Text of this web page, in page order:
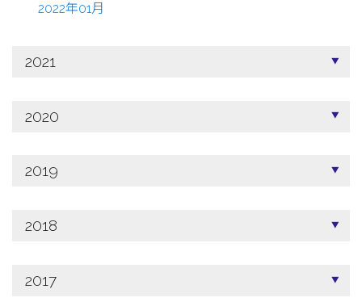
2022年01月
2021
2020
2019
2018
2017